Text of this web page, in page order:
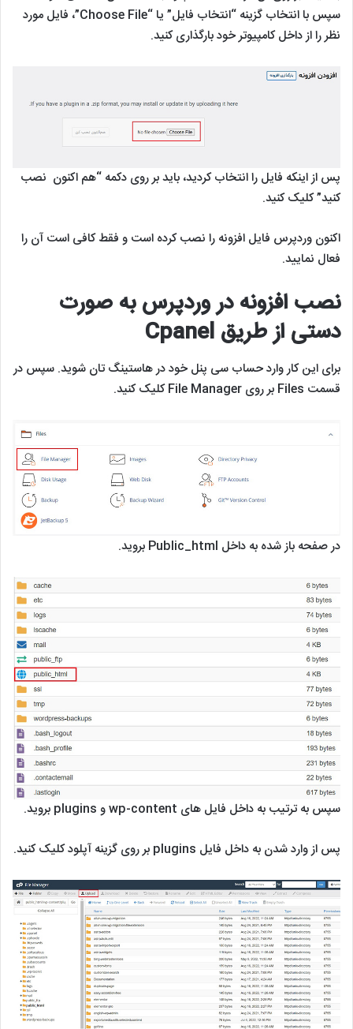
سپس با انتخاب گزینه “انتخاب فایل” یا “Choose File”، فایل مورد
نظر را از داخل کامپیوتر خود بارگذاری کنید.
پس از اینکه فایل را انتخاب کردید، باید بر روی دکمه “هم اکنون نصب
کنید” کلیک کنید.
اکنون وردپرس فایل افزونه را نصب کرده است و فقط کافی است آن را
فعال نمایید.
نصب افزونه در وردپرس به صورت
دستی از طریق Cpanel
برای این کار وارد حساب سی پنل خود در هاستینگ تان شوید. سپس در
قسمت Files بر روی File Manager کلیک کنید.
در صفحه باز شده به داخل Public_html بروید.
سپس به ترتیب به داخل فایل های wp-content و plugins بروید.
پس از وارد شدن به داخل فایل plugins بر روی گزینه آپلود کلیک کنید.